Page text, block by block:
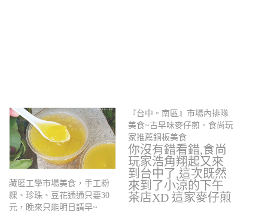
藏匿工學市場美食，手工粉
粿、珍珠、豆花通通只要30
元，晚來只能明日請早~
『台中。南區』市場內排隊
美食~古早味麥仔煎。食尚玩
家推薦銅板美食
你沒有錯看錯,食尚
玩家浩角翔起又來
到台中了,這次既然
來到了小涼的下午
茶店XD 這家麥仔煎